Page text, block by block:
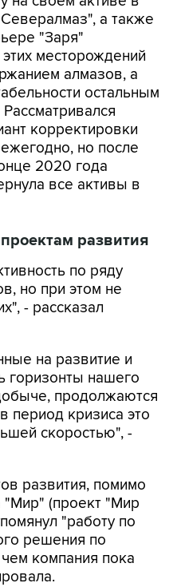
а также
"Заря"
месторождений
алмазов, а
остальным
корректировки
но после
2020 года
все активы в
развития
по ряду
но при этом не
- рассказал
на развитие и
горизонты нашего
продолжаются
период кризиса это
скоростью", -
развития, помимо
"Мир" (проект "Мир
"работу по
решения по
компания пока